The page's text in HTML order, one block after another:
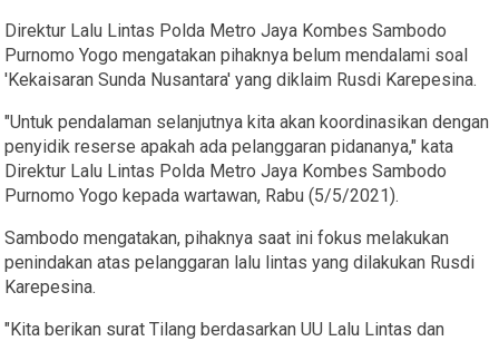
Direktur Lalu Lintas Polda Metro Jaya Kombes Sambodo
Purnomo Yogo mengatakan pihaknya belum mendalami soal
'Kekaisaran Sunda Nusantara' yang diklaim Rusdi Karepesina.
"Untuk pendalaman selanjutnya kita akan koordinasikan dengan
penyidik reserse apakah ada pelanggaran pidananya," kata
Direktur Lalu Lintas Polda Metro Jaya Kombes Sambodo
Purnomo Yogo kepada wartawan, Rabu (5/5/2021).
Sambodo mengatakan, pihaknya saat ini fokus melakukan
penindakan atas pelanggaran lalu lintas yang dilakukan Rusdi
Karepesina.
"Kita berikan surat Tilang berdasarkan UU Lalu Lintas dan